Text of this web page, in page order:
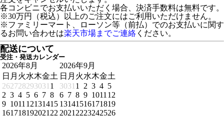
各コンビニでお支払いいただく場合、決済手数料は無料です。
※30万円（税込）以上のご注文にはご利用いただけません。
※ファミリーマート、ローソン等（前払）でのお支払いに関す
るお問い合わせは楽天市場までご連絡 ください。
配送について
受注・発送カレンダー
2026年8月
日 月 火水木金土
262728293031 1
2 3 4 5 6 7 8
9 1011 12131415
161718192021 22
2026年9月
日 月 火水木金土
3031 1 2 3 4 5
6 7 8 9 1011 12
13141516171819
2021 2223242526